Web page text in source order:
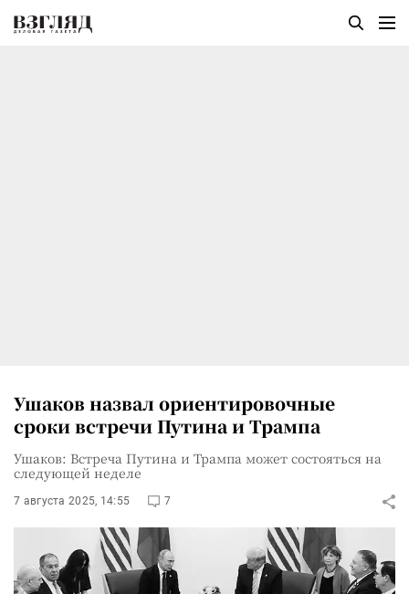
Ушаков назвал ориентировочные
сроки встречи Путина и Трампа
Ушаков: Встреча Путина и Трампа может состояться на
следующей неделе
7 августа 2025, 14:55 7